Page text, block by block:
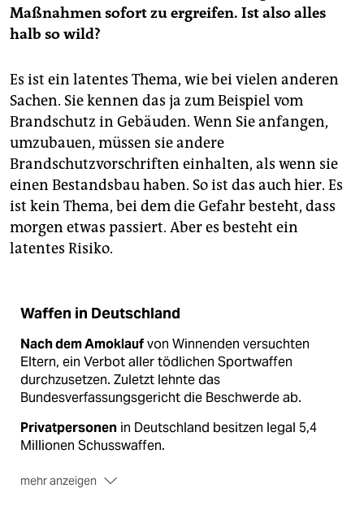
Maßnahmen sofort zu ergreifen. Ist also alles
halb so wild?
Es ist ein latentes Thema, wie bei vielen anderen
Sachen. Sie kennen das ja zum Beispiel vom
Brandschutz in Gebäuden. Wenn Sie anfangen,
umzubauen, müssen sie andere
Brandschutzvorschriften einhalten, als wenn sie
einen Bestandsbau haben. So ist das auch hier. Es
ist kein Thema, bei dem die Gefahr besteht, dass
morgen etwas passiert. Aber es besteht ein
latentes Risiko.
Waffen in Deutschland
Nach dem Amoklaufvon Winnenden versuchten
Eltern, ein Verbot aller tödlichen Sportwaffen
durchzusetzen. Zuletzt lehnte das
Bundesverfassungsgericht die Beschwerde ab.
Privatpersonen in Deutschland besitzen legal 5,4
Millionen Schusswaffen.
mehr anzeigen